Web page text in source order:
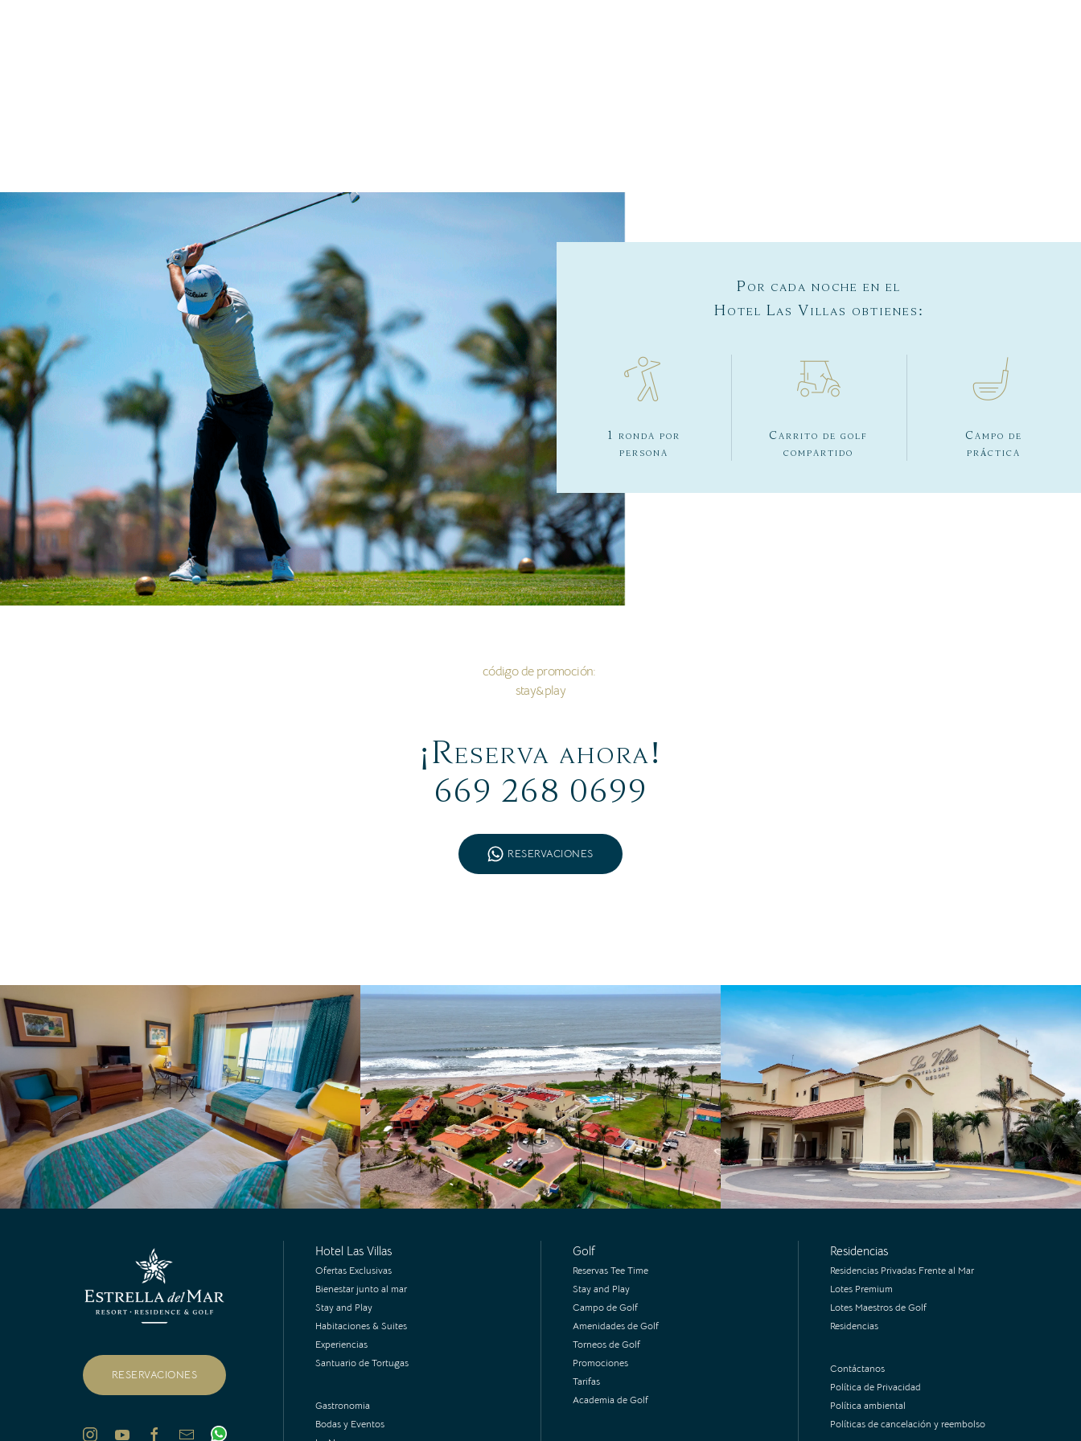
Por cada noche en el
Hotel Las Villas obtienes:
1 ronda por
persona
Carrito de golf
compartido
Campo de
práctica
código de promoción:
stay&play
¡Reserva ahora!
‪669 268 0699‬
RESERVACIONES
RESERVACIONES
Hotel Las Villas
Ofertas Exclusivas
Bienestar junto al mar
Stay and Play
Habitaciones & Suites
Experiencias
Santuario de Tortugas
Gastronomia
Bodas y Eventos
Golf
Reservas Tee Time
Stay and Play
Campo de Golf
Amenidades de Golf
Torneos de Golf
Promociones
Tarifas
Academia de Golf
Residencias
Residencias Privadas Frente al Mar
Lotes Premium
Lotes Maestros de Golf
Residencias
Contáctanos
Política de Privacidad
Política ambiental
Políticas de cancelación y reembolso